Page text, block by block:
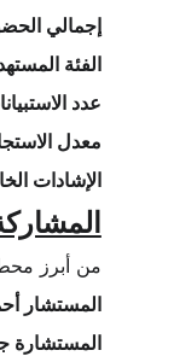
إجمالي
الفئة
عدد
معدل
الإشادات
من أبرز
المستشار
المستشارة